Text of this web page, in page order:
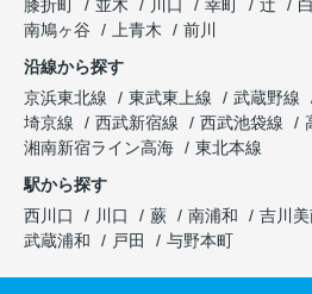
膝折町
並木 川口 幸町 辻
南鳩ヶ谷
上青木
前川
沿線から探す
京浜東北線
東武東上線 武蔵野線
埼京線
西武新宿線 西武池袋線
湘南新宿ライン高海
東北本線
駅から探す
西川口
川口 蕨 南浦和 吉川
武蔵浦和
戸田 与野本町